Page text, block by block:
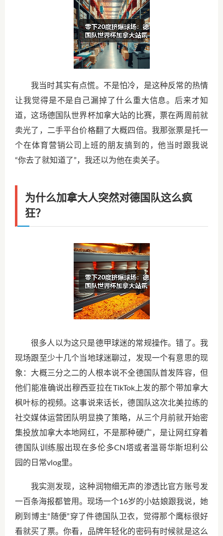
我当时其实有点慌。不是怕冷，是这种反常的热情
让我觉得是不是自己漏掉了什么重大信息。后来才知
道，这场德国队世界杯加拿大站的比赛，票在两周前就
卖光了，二手平台价格翻了大概四倍。我那张票是托一
个在体育营销公司上班的朋友搞到的，他当时跟我说
“你去了就知道了”，我还以为他在卖关子。
为什么加拿大人突然对德国队这么疯
狂？
很多人以为这只是德甲球迷的常规操作。错了。我
现场跟至少十几个当地球迷聊过，发现一个有意思的现
象：大概三分之二的人根本说不全德国队首发阵容，但
他们能准确说出穆西亚拉在TikTok上发的那个带加拿大
枫叶标的视频。这事说来话长，德国队这次北美拉练的
社交媒体运营团队明显换了策略，从三个月前就开始密
集投放加拿大本地网红，不是那种硬广，是让网红穿着
德国队训练服出现在多伦多CN塔或者温哥华斯坦利公
园的日常vlog里。
我实测发现，这种润物细无声的渗透比官方账号发
一百条海报都管用。现场一个16岁的小姑娘跟我说，她
刷到博主“随便”穿了件德国队卫衣，觉得那个鹰标很好
看就买了票。你看，品牌年轻化的密码有时候就是这么